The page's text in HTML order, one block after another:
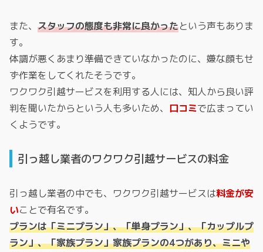
また、 スタッフの態度も非常に良かったという声もありま
す。
体調が悪くあまり準備できていなかったのに、嫌な顔もせ
ず作業をしてくれたそうです。
ワクワク引越サービスを利用する人には、知人から良い評
判を聞いたからという人も多いため、 口コミで広まってい
くようです。
引っ越し業者のワクワク引越サービスの料金
引っ越し業者の中でも、ワクワク引越サービスは料金が安
いことで有名です。
プランは「ミニプラン」、「単身プラン」、「カップルプ
ラン」、「家族プラン」家族プランの4つがあり、ミニや